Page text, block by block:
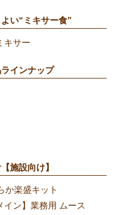
い“ミキサー食”
キサー
インナップ
施設向け】
か楽盛キット
イン】業務用 ムース